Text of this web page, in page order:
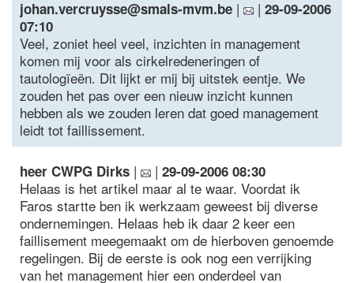
johan.vercruysse@smals-mvm.be | | 29-09-2006
07:10
Veel, zoniet heel veel, inzichten in management
komen mij voor als cirkelredeneringen of
tautologïeën. Dit lijkt er mij bij uitstek eentje. We
zouden het pas over een nieuw inzicht kunnen
hebben als we zouden leren dat goed management
leidt tot faillissement.
heer CWPG Dirks | | 29-09-2006 08:30
Helaas is het artikel maar al te waar. Voordat ik
Faros startte ben ik werkzaam geweest bij diverse
ondernemingen. Helaas heb ik daar 2 keer een
faillisement meegemaakt om de hierboven genoemde
regelingen. Bij de eerste is ook nog een verrijking
van het management hier een onderdeel van